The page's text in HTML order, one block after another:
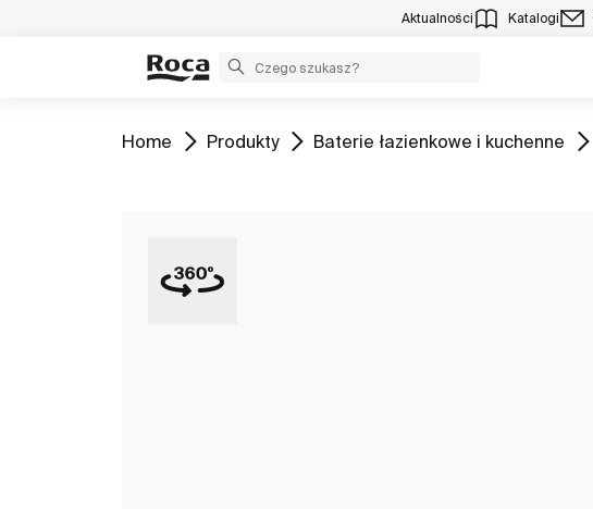
Aktualności Katalogi
Zobacz
Home Zobacz
Produkty Zobacz
Baterie łazienkowe i kuchenne